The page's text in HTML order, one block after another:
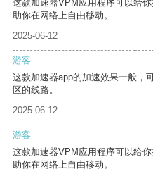
这款加速器VPM应用程序可以给
助你在网络上自由移动。
2025-06-12
游客
这款加速器app的加速效果一般，
区的线路。
2025-06-12
游客
这款加速器VPM应用程序可以给
助你在网络上自由移动。